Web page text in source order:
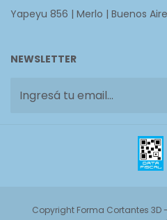
Yapeyu 856 | Merlo | Buenos
NEWSLETTER
Copyright Forma Cortantes 3D